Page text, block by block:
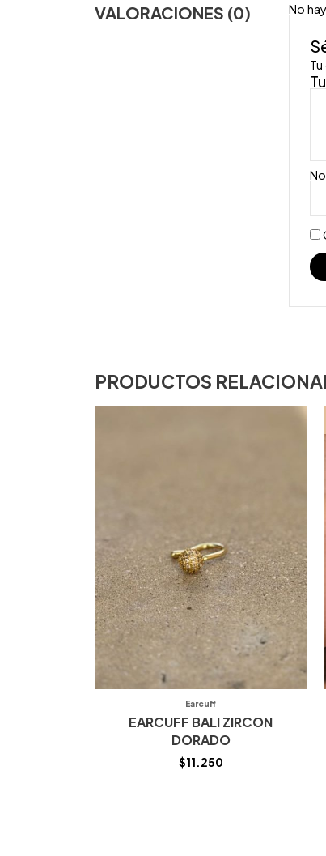
VALORACIONES (0) No
PRODUCTOS
Earcuff
EARCUFF BALI ZIRCON
DORADO
$11.250